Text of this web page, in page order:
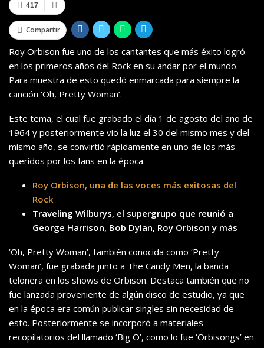
417
Compartir
Roy Orbison fue uno de los cantantes que más éxito logró
en los primeros años del Rock en su andar por el mundo.
Para muestra de esto quedó enmarcada para siempre la
canción ‘Oh, Pretty Woman’.
Este tema, el cual fue grabado el día 1 de agosto del año de
1964 y posteriormente vio la luz el 30 del mismo mes y del
mismo año, se convirtió rápidamente en uno de los más
queridos por los fans en la época.
Roy Orbison, una de las voces más exitosas del
Rock
Traveling Wilburys, el supergrupo que reunió a
George Harrison, Bob Dylan, Roy Orbison y más
‘Oh, Pretty Woman’, también conocida como ‘Pretty
Woman’, fue grabada junto a The Candy Men, la banda
telonera en los shows de Orbison. Destaca también que no
fue lanzada proveniente de algún disco de estudio, ya que
en la época era común publicar singles sin necesidad de
esto. Posteriormente se incorporó a materiales
recopilatorios del llamado ‘Big O’, como lo fue ‘Orbisongs’ en